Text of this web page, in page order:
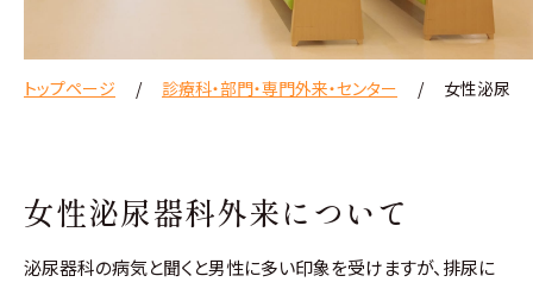
トップページ 診療科・部門・専門外来・センター 女性泌尿器
女性泌尿器科外来について
泌尿器科の病気と聞くと男性に多い印象を受けますが、排尿に